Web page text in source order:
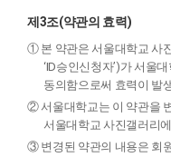
제3조(약관의 효력)
① 본 약관은 서울대학교 사
‘ID승인신청자’)가 서울
동의함으로써 효력이 발
② 서울대학교는 이 약관을
서울대학교 사진갤러리
③ 변경된 약관의 내용은 회